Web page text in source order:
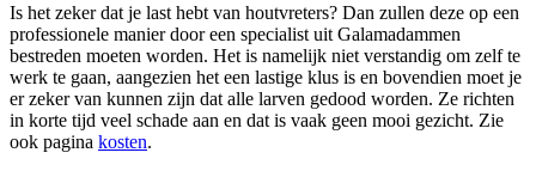
Is het zeker dat je last hebt van houtvreters? Dan zullen deze op een
professionele manier door een specialist uit Galamadammen
bestreden moeten worden. Het is namelijk niet verstandig om zelf te
werk te gaan, aangezien het een lastige klus is en bovendien moet je
er zeker van kunnen zijn dat alle larven gedood worden. Ze richten
in korte tijd veel schade aan en dat is vaak geen mooi gezicht. Zie
ook pagina kosten.